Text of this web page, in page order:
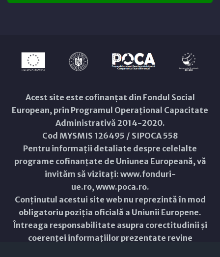
Acest site este cofinanțat din Fondul Social
European, prin Programul Operațional Capacitate
Administrativă 2014-2020.
Cod MYSMIS 126495 / SIPOCA 558
Pentru informații detaliate despre celelalte
programe cofinanțate de Uniunea Europeană, vă
invităm să vizitați: www.fonduri-
ue.ro,www.poca.ro.
Conținutul acestui site web nu reprezintă în mod
obligatoriu poziția oficială a Uniunii Europene.
Întreaga responsabilitate asupra corectitudinii și
coerenței informațiilor prezentate revine